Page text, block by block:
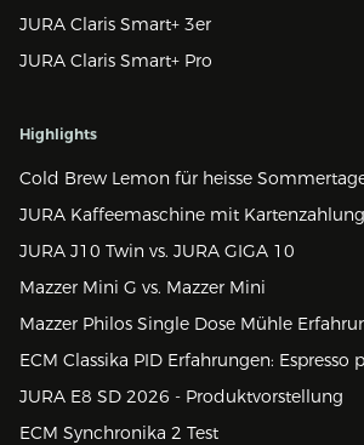
JURA Claris Smart+ 3er
JURA Claris Smart+ Pro
Highlights
Cold Brew Lemon für heisse
JURA Kaffeemaschine mit Kartenzahlung
JURA J10 Twin vs. JURA GIGA 10
Mazzer Mini G vs. Mazzer Mini
Mazzer Philos Single Dose Mühle
ECM Classika PID Erfahrungen: Espresso
JURA E8 SD 2026 - Produktvorstellung
ECM Synchronika 2 Test